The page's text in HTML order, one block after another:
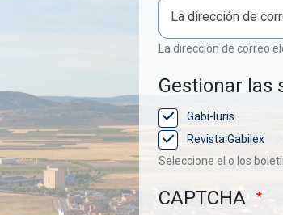
La dirección de correo
Gestionar las
Gabi-Iuris
Revista Gabilex
Seleccione el o los
CAPTCHA